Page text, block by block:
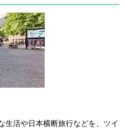
生活や日本横断旅行などを、ツイ